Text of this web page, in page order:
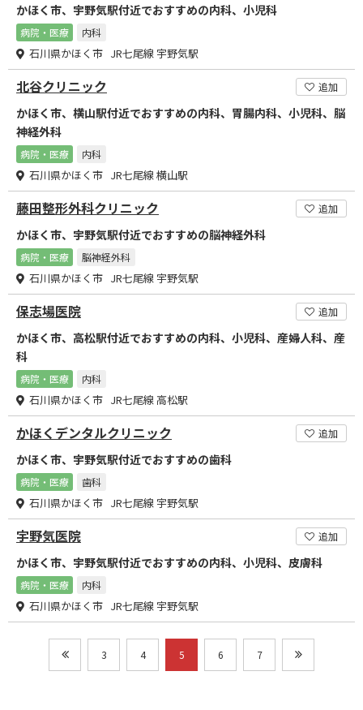
かほく市、宇野気駅付近でおすすめの内科、小児科
病院・医療 内科
石川県かほく市 JR七尾線 宇野気駅
北谷クリニック 追加
かほく市、横山駅付近でおすすめの内科、胃腸内科、小児科、脳
神経外科
病院・医療 内科
石川県かほく市 JR七尾線 横山駅
藤田整形外科クリニック 追加
かほく市、宇野気駅付近でおすすめの脳神経外科
病院・医療 脳神経外科
石川県かほく市 JR七尾線 宇野気駅
保志場医院 追加
かほく市、高松駅付近でおすすめの内科、小児科、産婦人科、産
科
病院・医療 内科
石川県かほく市 JR七尾線 高松駅
かほくデンタルクリニック 追加
かほく市、宇野気駅付近でおすすめの歯科
病院・医療 歯科
石川県かほく市 JR七尾線 宇野気駅
宇野気医院 追加
かほく市、宇野気駅付近でおすすめの内科、小児科、皮膚科
病院・医療 内科
石川県かほく市 JR七尾線 宇野気駅
3 4 5 6 7